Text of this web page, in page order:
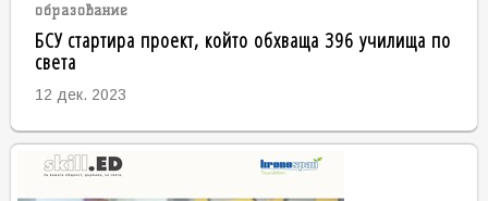
образование
БСУ стартира проект, който обхваща 396 училища по
света
12 дек. 2023